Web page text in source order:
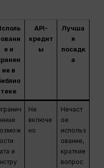
е и
ие в
теке
API-
кредит
ы
Лучша
я
посадк
а
и
Не
включе
но
Нечаст
ое
использ
ование,
краткие
вопрос